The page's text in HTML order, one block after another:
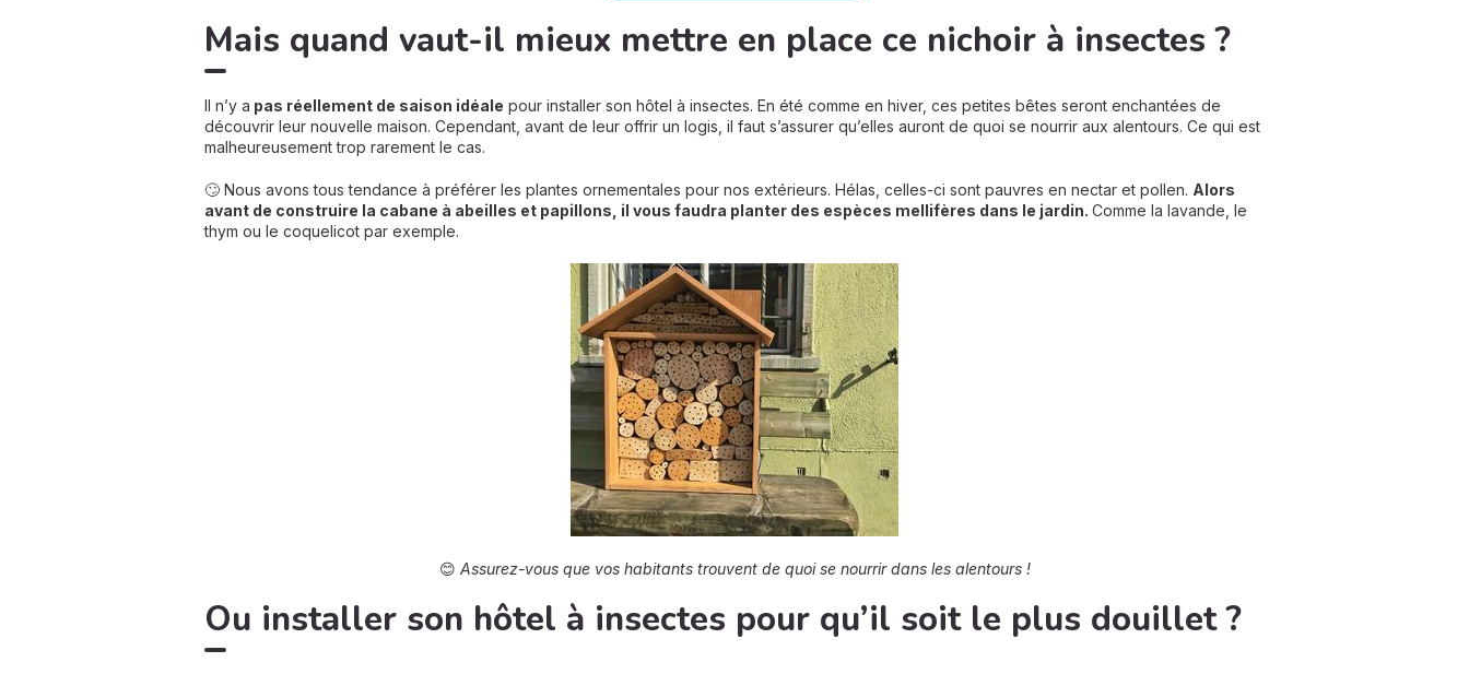
Mais quand vaut-il mieux mettre en place ce nichoir à insectes ?
Il n’y a pas réellement de saison idéale pour installer son hôtel à insectes. En été comme en hiver, ces petites bêtes seront enchantées de
découvrir leur nouvelle maison. Cependant, avant de leur offrir un logis, il faut s’assurer qu’elles auront de quoi se nourrir aux alentours. Ce qui est
malheureusement trop rarement le cas.
🙄 Nous avons tous tendance à préférer les plantes ornementales pour nos extérieurs. Hélas, celles-ci sont pauvres en nectar et pollen. Alors
avant de construire la cabane à abeilles et papillons, il vous faudra planter des espèces mellifères dans le jardin. Comme la lavande, le
thym ou le coquelicot par exemple.
😊 Assurez-vous que vos habitants trouvent de quoi se nourrir dans les alentours !
Ou installer son hôtel à insectes pour qu’il soit le plus douillet ?